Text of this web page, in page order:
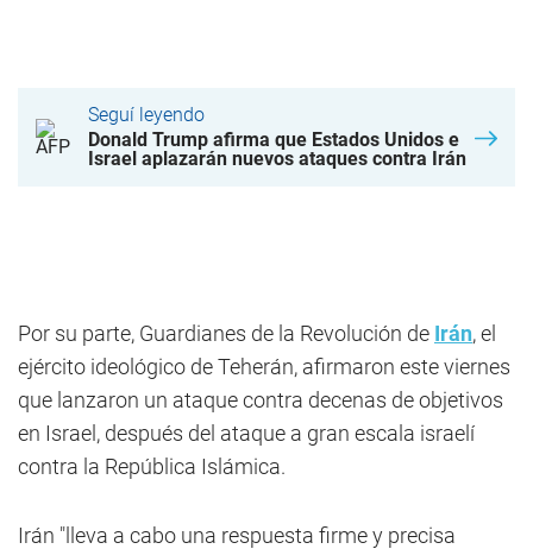
Seguí leyendo
Donald Trump afirma que Estados Unidos e
Israel aplazarán nuevos ataques contra Irán
Por su parte, Guardianes de la Revolución de Irán, el
ejército ideológico de Teherán, afirmaron este viernes
que lanzaron un ataque contra decenas de objetivos
en Israel, después del ataque a gran escala israelí
contra la República Islámica.
Irán "lleva a cabo una respuesta firme y precisa